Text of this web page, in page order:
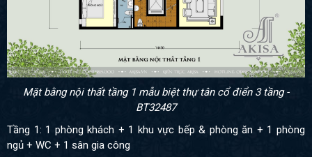
Mặt bằng nội thất tầng 1 mẫu biệt thự tân cổ điển 3 tầng -
BT32487
Tầng 1: 1 phòng khách + 1 khu vực bếp & phòng ăn + 1 phòng
ngủ + WC + 1 sân gia công